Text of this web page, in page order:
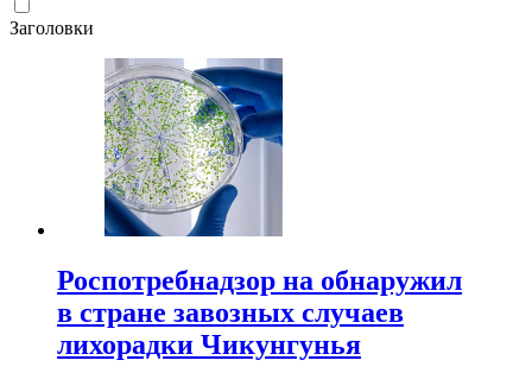
Заголовки
Роспотребнадзор на обнаружил
в стране завозных случаев
лихорадки Чикунгунья